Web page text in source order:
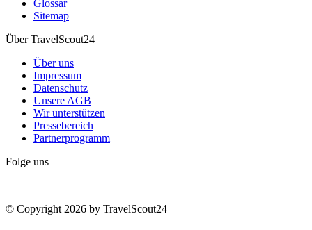
Glossar
Sitemap
Über TravelScout24
Über uns
Impressum
Datenschutz
Unsere AGB
Wir unterstützen
Pressebereich
Partnerprogramm
Folge uns
© Copyright 2026 by TravelScout24